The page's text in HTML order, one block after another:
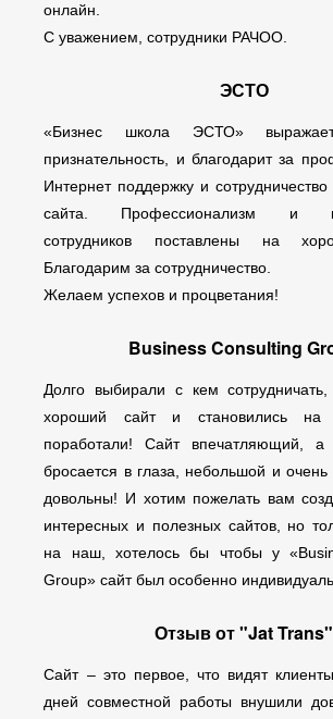
онлайн.
С уважением, сотрудники РАЧОО.
ЭСТО
«Бизнес школа ЭСТО»
признательность, и благодарит за
Интернет поддержку и
сайта. Профессионализм и
сотрудников поставлены на
Благодарим за сотрудничество.
Желаем успехов и процветания!
Business Consulting
Долго выбирали с кем сотрудничать,
хороший сайт и становились на
поработали! Сайт впечатляющий, а
бросается в глаза, небольшой и
довольны! И хотим пожелать вам
интересных и полезных сайтов, но
на наш, хотелось бы чтобы у
Group» сайт был особенно
Отзыв от "Jat Trans"
Сайт – это первое, что видят
дней совместной работы внушили